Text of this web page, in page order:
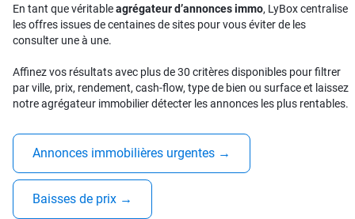
En tant que véritableagrégateur d’annonces immo, LyBox centralise
les offres issues de centaines de sites pour vous éviter de les
consulter une à une.
Affinez vos résultats avec plus de 30 critères disponibles pour filtrer
par ville, prix, rendement, cash-flow, type de bien ou surface et laissez
notre agrégateur immobilier détecter les annonces les plus rentables.
Annonces immobilières urgentes →
Baisses de prix →